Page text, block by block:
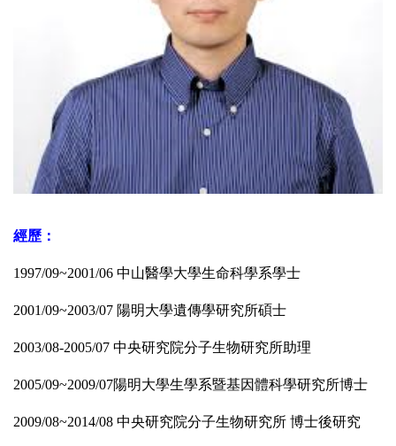
經歷：
1997/09~2001/06 中山醫學大學生命科學系學士
2001/09~2003/07 陽明大學遺傳學研究所碩士
2003/08-2005/07 中央研究院分子生物研究所助理
2005/09~2009/07陽明大學生學系暨基因體科學研究所博士
2009/08~2014/08 中央研究院分子生物研究所 博士後研究